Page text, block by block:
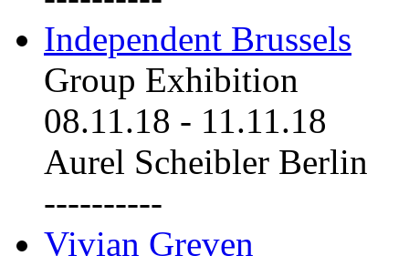
Independent Brussels
Group Exhibition
08.11.18 - 11.11.18
Aurel Scheibler Berlin
----------
Vivian Greven